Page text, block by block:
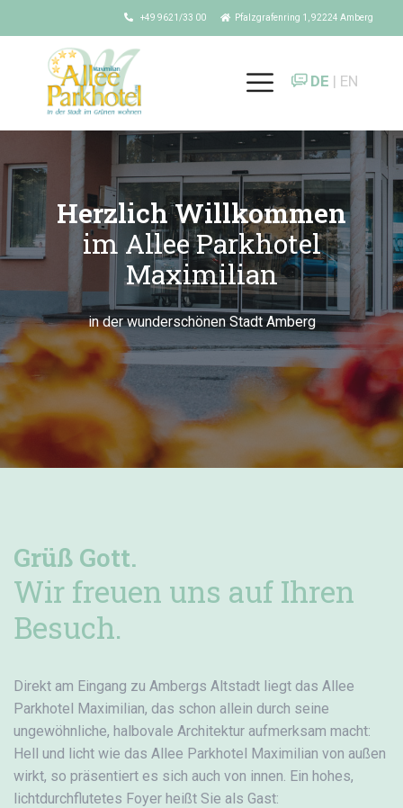
+49 9621/33 00 Pfalzgrafenring 1, 92224 Amberg
DE | EN
Herzlich Willkommen
im Allee Parkhotel
Maximilian
in der wunderschönen Stadt Amberg
Grüß Gott.
Wir freuen uns auf Ihren
Besuch.
Direkt am Eingang zu Ambergs Altstadt liegt das Allee
Parkhotel Maximilian, das schon allein durch seine
ungewöhnliche, halbovale Architektur aufmerksam macht:
Hell und licht wie das Allee Parkhotel Maximilian von außen
wirkt, so präsentiert es sich auch von innen. Ein hohes,
lichtdurchflutetes Foyer heißt Sie als Gast: